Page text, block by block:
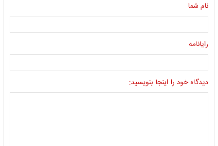
نام شما
رایانامه
دیدگاه خود را اینجا بنویسید: